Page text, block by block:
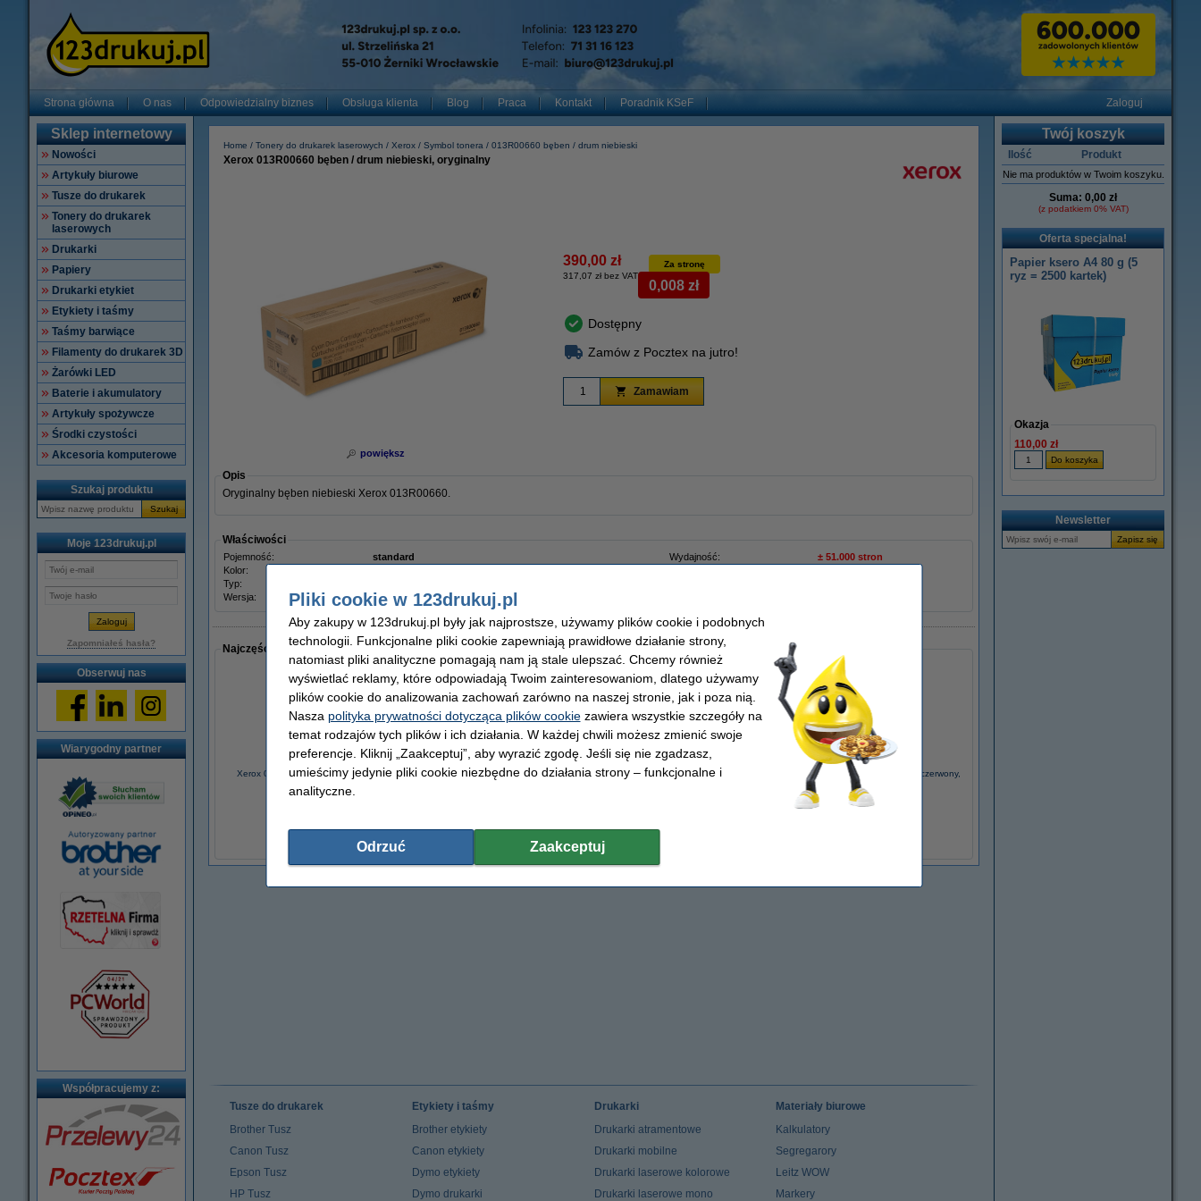
Strona główna O nas Odpowiedzialny biznes Obsługa klienta Blog Praca Kontakt Poradnik KSeF Zaloguj
Sklep internetowy
Nowości
Artykuły biurowe
Tusze do drukarek
Tonery do drukarek
laserowych
Drukarki
Papiery
Drukarki etykiet
Etykiety i taśmy
Taśmy barwiące
Filamenty do drukarek 3D
Żarówki LED
Baterie i akumulatory
Artykuły spożywcze
Środki czystości
Akcesoria komputerowe
Szukaj produktu
Szukaj
Moje 123drukuj.pl
Zapomniałeś hasła?
Obserwuj nas
Wiarygodny partner
Współpracujemy z:
Home Tonery do drukarek laserowych Xerox Symbol tonera 013R00660 bęben / drum niebieski
Xerox 013R00660 bęben / drum niebieski, oryginalny
powiększ
390,00 zł
317,07 zł bez VAT
Za stronę
0,008 zł
Dostępny
Zamów z Pocztex na jutro!
Zamawiam
Opis
Oryginalny bęben niebieski Xerox 013R00660.
Właściwości
Pojemność: standard Wydajność:
± 51.000 stron
Kolor:
Typ:
Wersja:
Standard
Najczęściej wybierane razem
Xerox 008R13089 pojemnik na zużyty
Xerox 013R00657 bęben / drum czarny,
oryginalny
Xerox 013R00658 bęben / drum żółty,
Xerox 013R00659 bęben / drum czerwony,
oryginalny
390,00 zł
Twój koszyk
Ilość Produkt
Nie ma produktów w Twoim koszyku.
Suma: 0,00 zł
(z podatkiem 0% VAT)
Oferta specjalna!
Papier ksero A4 80 g (5
ryz = 2500 kartek)
Okazja
110,00 zł
Newsletter
Tusze do drukarek
Brother Tusz
Canon Tusz
Epson Tusz
HP Tusz
Etykiety i taśmy
Brother etykiety
Canon etykiety
Dymo etykiety
Dymo drukarki
Drukarki
Drukarki atramentowe
Drukarki mobilne
Drukarki laserowe kolorowe
Drukarki laserowe mono
Materiały biurowe
Kalkulatory
Segregarory
Leitz WOW
Markery
Pliki cookie w 123drukuj.pl
Aby zakupy w 123drukuj.pl były jak najprostsze, używamy plików cookie i podobnych
technologii. Funkcjonalne pliki cookie zapewniają prawidłowe działanie strony,
natomiast pliki analityczne pomagają nam ją stale ulepszać. Chcemy również
wyświetlać reklamy, które odpowiadają Twoim zainteresowaniom, dlatego używamy
plików cookie do analizowania zachowań zarówno na naszej stronie, jak i poza nią.
Nasza polityka prywatności dotycząca plików cookiezawiera wszystkie szczegóły na
temat rodzajów tych plików i ich działania. W każdej chwili możesz zmienić swoje
preferencje. Kliknij „Zaakceptuj”, aby wyrazić zgodę. Jeśli się nie zgadzasz,
umieścimy jedynie pliki cookie niezbędne do działania strony – funkcjonalne i
analityczne.
Odrzuć Zaakceptuj